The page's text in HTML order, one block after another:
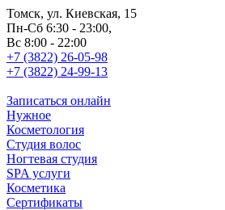
Томск, ул. Киевская, 15
Пн-Сб 6:30 - 23:00,
Вс 8:00 - 22:00
+7 (3822) 26-05-98
+7 (3822) 24-99-13
Записаться онлайн
Нужное
Косметология
Студия волос
Ногтевая студия
SPA услуги
Косметика
Сертификаты